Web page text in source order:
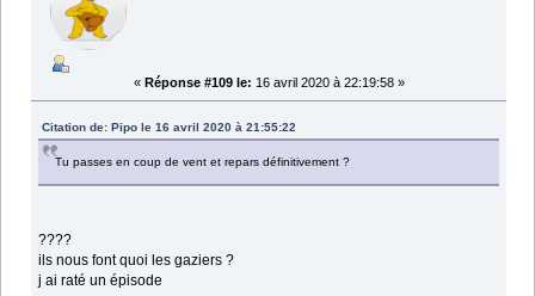
« Réponse #109 le: 16 avril 2020 à 22:19:58 »
Citation de: Pipo le 16 avril 2020 à 21:55:22
Tu passes en coup de vent et repars définitivement ?
????
ils nous font quoi les gaziers ?
j ai raté un épisode